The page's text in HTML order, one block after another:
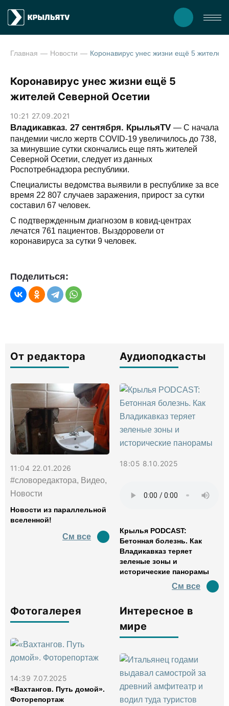
Главная Новости
Коронавирус унес жизни ещё 5
жителей Северной Осетии
10:21 27.09.2021
Владикавказ. 27 сентября. КрыльяTV — С начала
пандемии число жертв COVID-19 увеличилось до 738,
за минувшие сутки скончались еще пять жителей
Северной Осетии, следует из данных
Роспотребнадзора республики.
Специалисты ведомства выявили в республике за все
время 22 807 случаев заражения, прирост за сутки
составил 67 человек.
С подтвержденным диагнозом в ковид-центрах
лечатся 761 пациентов. Выздоровели от
коронавируса за сутки 9 человек.
Поделиться:
От редактора
11:04 22.01.2026
#словоредактора, Видео,
Новости
Новости из параллельной
вселенной!
См все
Аудиоподкасты
18:05 8.10.2025
Крылья PODCAST:
Бетонная болезнь. Как
Владикавказ теряет
зеленые зоны и
исторические панорамы
См все
Фотогалерея
14:39 7.07.2025
«Вахтангов. Путь домой».
Фоторепортаж
Интересное в
мире